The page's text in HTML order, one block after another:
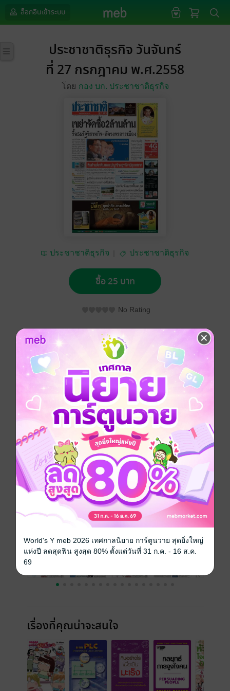
ล็อกอินเข้าระบบ
ประชาชาติธุรกิจ วันจันทร์
ที่ 27 กรกฎาคม พ.ศ.2558
โดย กอง บก. ประชาชาติธุรกิจ
ประชาชาติธุรกิจ ประชาชาติธุรกิจ
ซื้อ 25 บาท
No Rating
อยากได้ ซื้อเป็นของขวัญ แชร์
ประชาชาติธุรกิจ วันจันทร์ที่ 27 กรกฎาคม พ.ศ.2558
ประเภทไฟล์
วันที่วางขาย 25 กรกฎาคม 2558
ความยาว
ราคาปก 25 บาท
ฉบับย้อนหลัง
เรื่องที่คุณน่าจะสนใจ
World's Y meb 2026 เทศกาลนิยาย การ์ตูนวาย สุดยิ่งใหญ่
แห่งปี ลดสุดฟิน สูงสุด 80% ตั้งแต่วันที่ 31 ก.ค. - 16 ส.ค.
69